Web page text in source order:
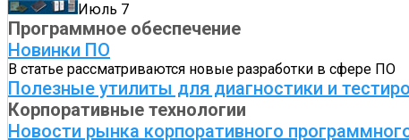
Июль 7
Программное обеспечение
Новинки ПО
В статье рассматриваются новые разработки в сфере ПО
Полезные утилиты для диагностики и
Корпоративные технологии
Новости рынка корпоративного